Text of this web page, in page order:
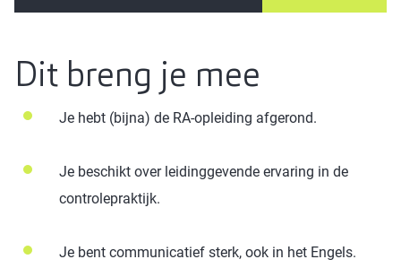
Dit breng je mee
Je hebt (bijna) de RA-opleiding afgerond.
Je beschikt over leidinggevende ervaring in de
controlepraktijk.
Je bent communicatief sterk, ook in het Engels.